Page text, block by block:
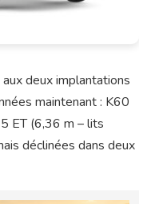
deux implantations
maintenant : K60
ET (6,36 m – lits
déclinées dans deux